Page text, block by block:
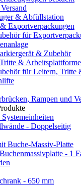
& Abfüllstation
Exportverpackungen
für
& Zubehör
&
für Leitern, Tritte
Rampen und
- Doppelseitig
- 1